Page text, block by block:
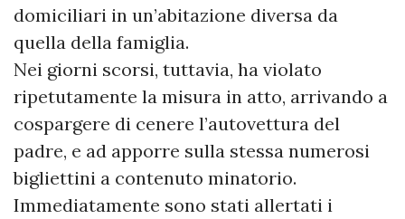
domiciliari in un’abitazione diversa da
quella della famiglia.
Nei giorni scorsi, tuttavia, ha violato
ripetutamente la misura in atto, arrivando a
cospargere di cenere l’autovettura del
padre, e ad apporre sulla stessa numerosi
bigliettini a contenuto minatorio.
Immediatamente sono stati allertati i